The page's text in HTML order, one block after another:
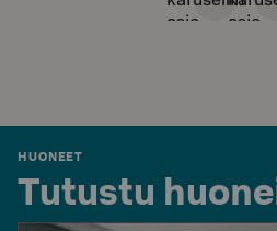
osio
osio
HUONEET
Tutustu